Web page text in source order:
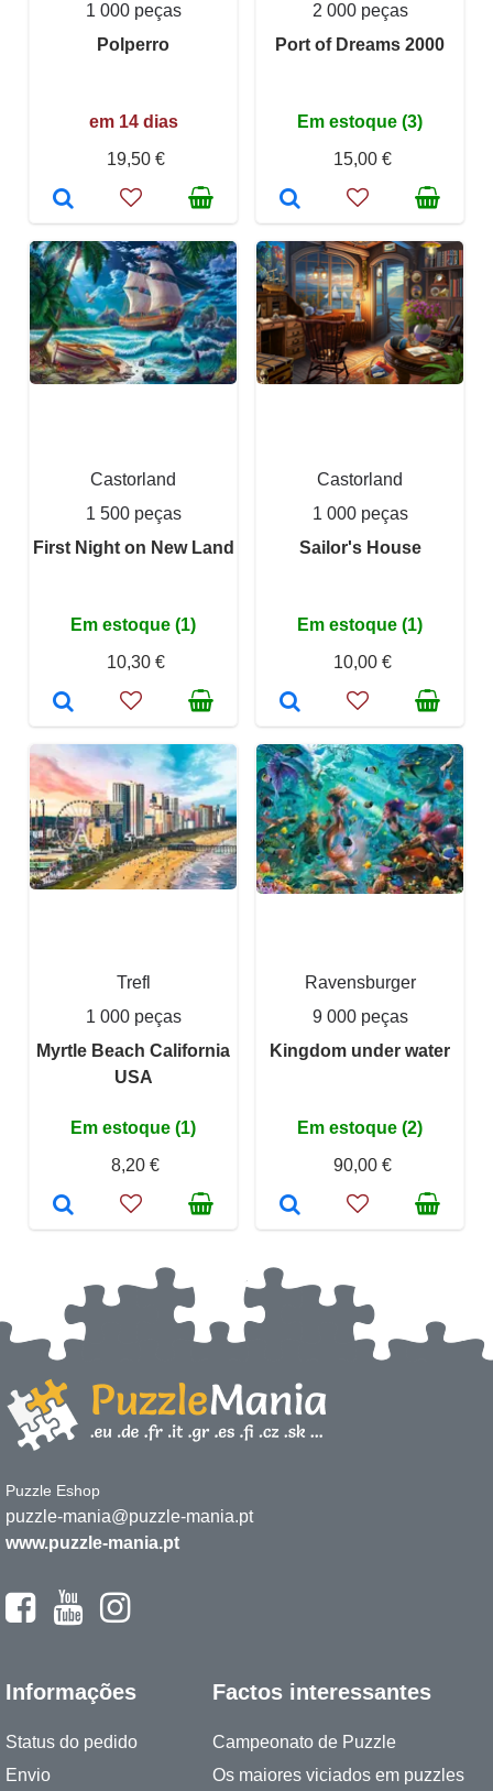
1 000 peças
Polperro
em 14 dias
19,50 €
2 000 peças
Port of Dreams 2000
Em estoque (3)
15,00 €
Castorland
1 500 peças
First Night on New Land
Em estoque (1)
10,30 €
Castorland
1 000 peças
Sailor's House
Em estoque (1)
10,00 €
Trefl
1 000 peças
Myrtle Beach California
USA
Em estoque (1)
8,20 €
Ravensburger
9 000 peças
Kingdom under water
Em estoque (2)
90,00 €
Puzzle Eshop
puzzle-mania@puzzle-mania.pt
www.puzzle-mania.pt
Informações
Status do pedido
Envio
Factos interessantes
Campeonato de Puzzle
Os maiores viciados em puzzles